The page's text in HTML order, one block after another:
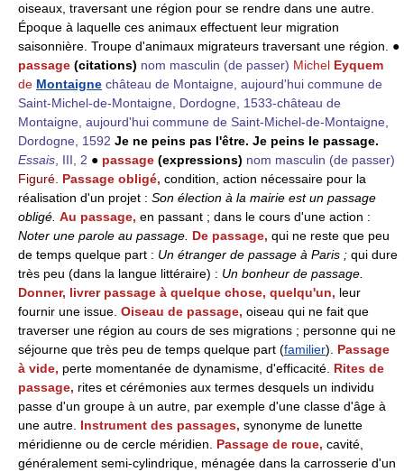
oiseaux, traversant une région pour se rendre dans une autre.
Époque à laquelle ces animaux effectuent leur migration
saisonnière. Troupe d'animaux migrateurs traversant une région. ●
passage (citations) nom masculin (de passer) Michel Eyquem
de Montaigne château de Montaigne, aujourd'hui commune de
Saint-Michel-de-Montaigne, Dordogne, 1533-château de
Montaigne, aujourd'hui commune de Saint-Michel-de-Montaigne,
Dordogne, 1592 Je ne peins pas l'être. Je peins le passage.
Essais, III, 2 ● passage (expressions) nom masculin (de passer)
Figuré. Passage obligé, condition, action nécessaire pour la
réalisation d'un projet : Son élection à la mairie est un passage
obligé. Au passage, en passant ; dans le cours d'une action :
Noter une parole au passage. De passage, qui ne reste que peu
de temps quelque part : Un étranger de passage à Paris ; qui dure
très peu (dans la langue littéraire) : Un bonheur de passage.
Donner, livrer passage à quelque chose, quelqu'un, leur
fournir une issue. Oiseau de passage, oiseau qui ne fait que
traverser une région au cours de ses migrations ; personne qui ne
séjourne que très peu de temps quelque part (familier). Passage
à vide, perte momentanée de dynamisme, d'efficacité. Rites de
passage, rites et cérémonies aux termes desquels un individu
passe d'un groupe à un autre, par exemple d'une classe d'âge à
une autre. Instrument des passages, synonyme de lunette
méridienne ou de cercle méridien. Passage de roue, cavité,
généralement semi-cylindrique, ménagée dans la carrosserie d'un